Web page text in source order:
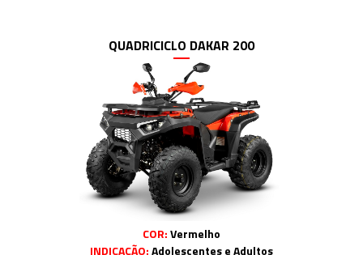
QUADRICICLO DAKAR 200
COR:Vermelho
INDICAÇÃO:Adolescentes e Adultos